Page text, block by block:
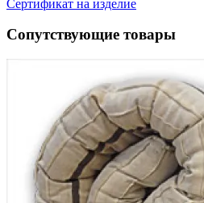
Сертификат на изделие
Сопутствующие товары